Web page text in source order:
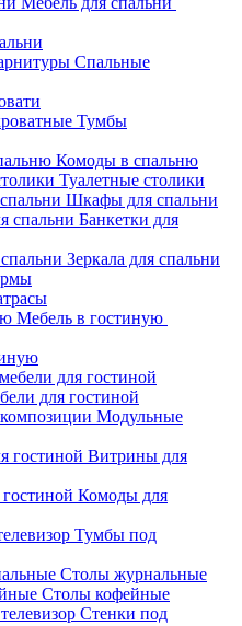
Спальные
Тумбы
Комоды в спальню
Туалетные столики
Шкафы для спальни
Банкетки для
Зеркала для спальни
Мебель в гостиную
для гостиной
Модульные
Витрины для
Комоды для
Тумбы под
Столы журнальные
Столы кофейные
Стенки под